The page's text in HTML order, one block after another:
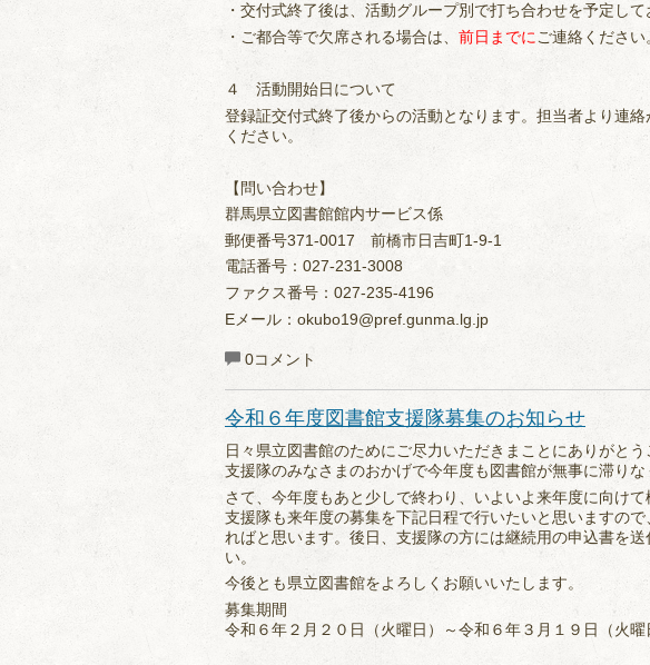
・交付式終了後は、活動グループ別で打ち合わせを予定して
・ご都合等で欠席される場合は、 前日までに ご連絡ください
４ 活動開始日について
登録証交付式終了後からの活動となります。担当者より連
ください。
【問い合わせ】
群馬県立図書館館内サービス係
郵便番号371-0017 前橋市日吉町1-9-1
電話番号：027-231-3008
ファクス番号：027-235-4196
Eメール：okubo19@pref.gunma.lg.jp
0コメント
令和６年度図書館支援隊募集のお知らせ
日々県立図書館のためにご尽力いただきまことにありがとう
支援隊のみなさまのおかげで今年度も図書館が無事に滞りな
さて、今年度もあと少しで終わり、いよいよ来年度に向け
支援隊も来年度の募集を下記日程で行いたいと思いますの
ればと思います。後日、支援隊の方には継続用の申込書を
い。
今後とも県立図書館をよろしくお願いいたします。
募集期間
令和６年２月２０日（火曜日）～令和６年３月１９日（火曜